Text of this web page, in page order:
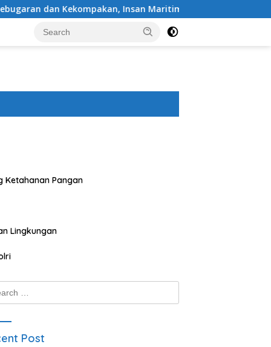
Insan Maritim Pelabuhan Bima Gelar Senam Bersama
Ketahanan Pangan
Lingkungan
Post